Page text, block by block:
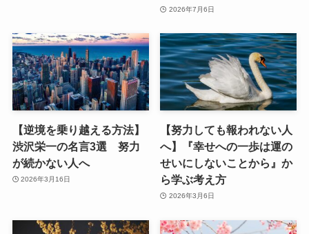
2026年7月6日
【逆境を乗り越える方法】
渋沢栄一の名言3選 努力
が続かない人へ
2026年3月16日
【努力しても報われない人
へ】『幸せへの一歩は運の
せいにしないことから』か
ら学ぶ考え方
2026年3月6日